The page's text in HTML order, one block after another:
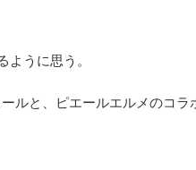
うに思う。
と、ピエールエルメのコラ